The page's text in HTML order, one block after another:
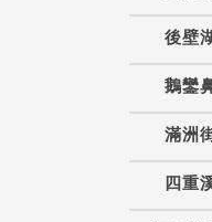
後壁
鵝鑾
滿洲
四重